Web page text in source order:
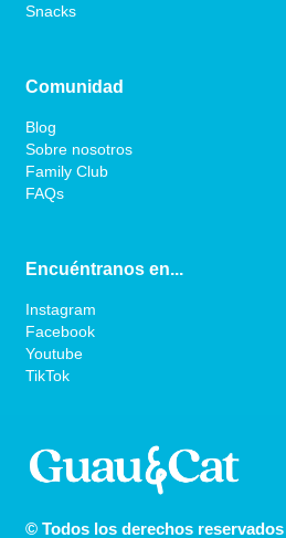
Snacks
Comunidad
Blog
Sobre nosotros
Family Club
FAQs
Encuéntranos en...
Instagram
Facebook
Youtube
TikTok
© Todos los derechos reservados